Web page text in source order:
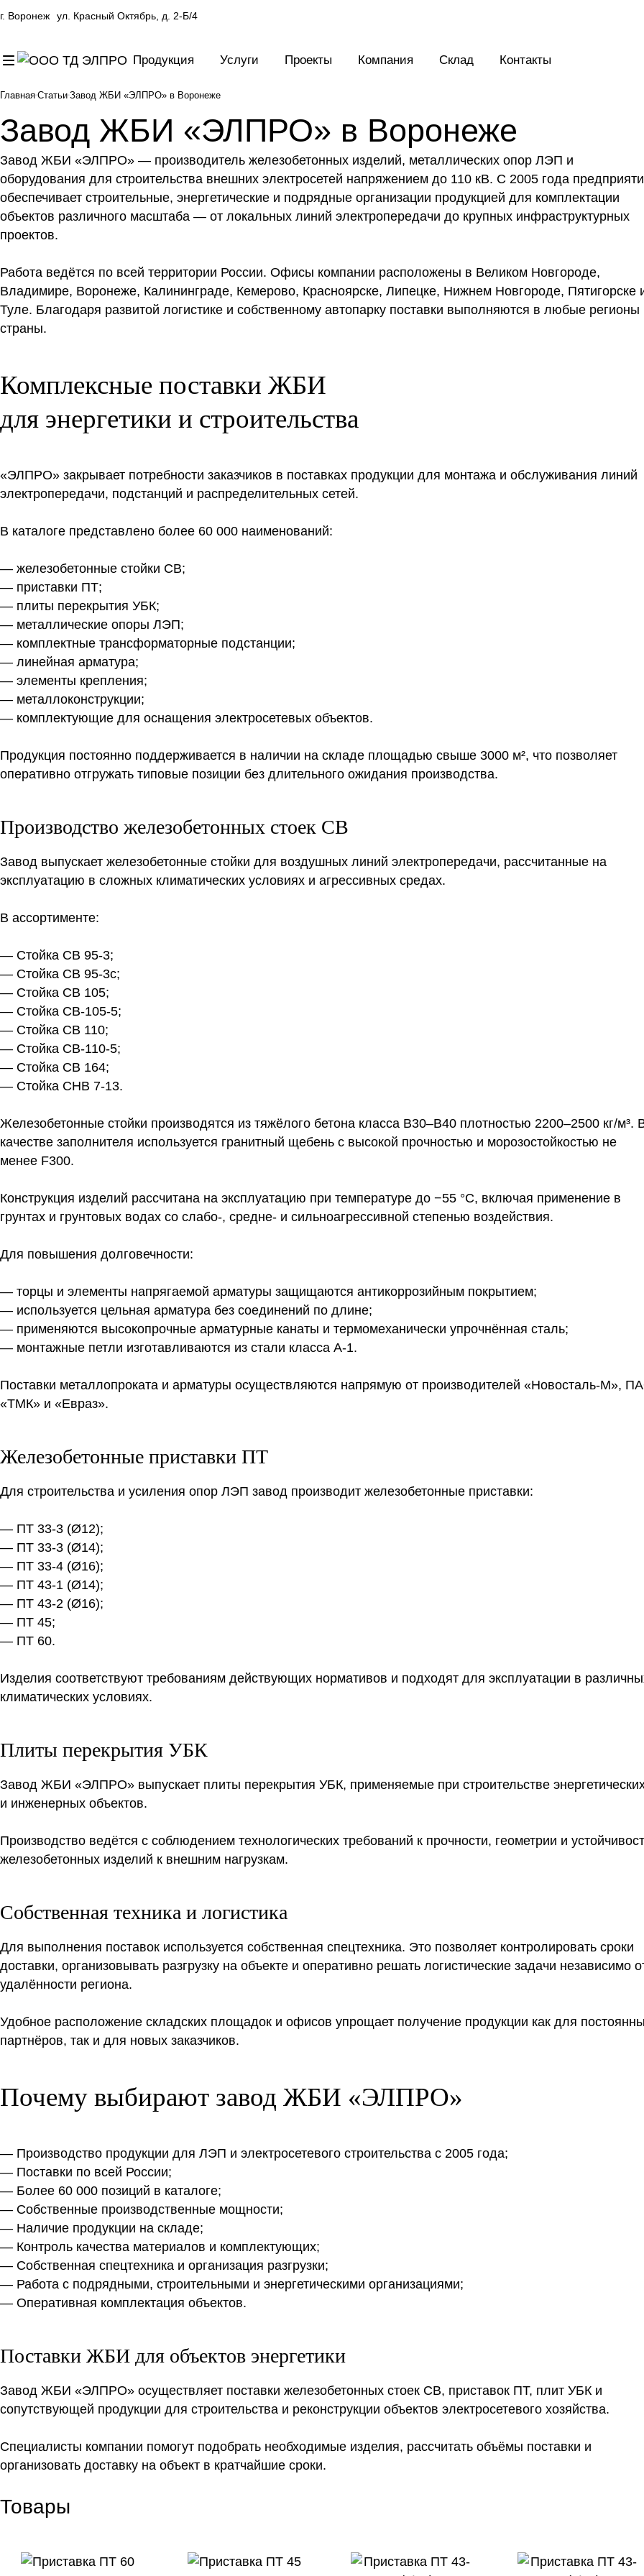
г. Воронеж ул. Красный Октябрь, д. 2-Б/4
Продукция Услуги Проекты Компания Склад Контакты
Главная Статьи Завод ЖБИ «ЭЛПРО» в Воронеже
Завод ЖБИ «ЭЛПРО» в Воронеже
Завод ЖБИ «ЭЛПРО» — производитель железобетонных изделий, металлических опор ЛЭП и
оборудования для строительства внешних электросетей напряжением до 110 кВ. С 2005 года
обеспечивает строительные, энергетические и подрядные организации продукцией для комплектации
объектов различного масштаба — от локальных линий электропередачи до крупных инфраструктурных
проектов.
Работа ведётся по всей территории России. Офисы компании расположены в Великом Новгороде,
Владимире, Воронеже, Калининграде, Кемерово, Красноярске, Липецке, Нижнем Новгороде, Пятигорске
Туле. Благодаря развитой логистике и собственному автопарку поставки выполняются в любые регионы
страны.
Комплексные поставки ЖБИ
для энергетики и строительства
«ЭЛПРО» закрывает потребности заказчиков в поставках продукции для монтажа и обслуживания линий
электропередачи, подстанций и распределительных сетей.
В каталоге представлено более 60 000 наименований:
— железобетонные стойки СВ;
— приставки ПТ;
— плиты перекрытия УБК;
— металлические опоры ЛЭП;
— комплектные трансформаторные подстанции;
— линейная арматура;
— элементы крепления;
— металлоконструкции;
— комплектующие для оснащения электросетевых объектов.
Продукция постоянно поддерживается в наличии на складе площадью свыше 3000 м², что позволяет
оперативно отгружать типовые позиции без длительного ожидания производства.
Производство железобетонных стоек СВ
Завод выпускает железобетонные стойки для воздушных линий электропередачи, рассчитанные на
эксплуатацию в сложных климатических условиях и агрессивных средах.
В ассортименте:
— Стойка СВ 95-3;
— Стойка СВ 95-3с;
— Стойка СВ 105;
— Стойка СВ-105-5;
— Стойка СВ 110;
— Стойка СВ-110-5;
— Стойка СВ 164;
— Стойка СНВ 7-13.
Железобетонные стойки производятся из тяжёлого бетона класса B30–B40 плотностью 2200–2500 кг/м³.
качестве заполнителя используется гранитный щебень с высокой прочностью и морозостойкостью не
менее F300.
Конструкция изделий рассчитана на эксплуатацию при температуре до −55 °C, включая применение в
грунтах и грунтовых водах со слабо-, средне- и сильноагрессивной степенью воздействия.
Для повышения долговечности:
— торцы и элементы напрягаемой арматуры защищаются антикоррозийным покрытием;
— используется цельная арматура без соединений по длине;
— применяются высокопрочные арматурные канаты и термомеханически упрочнённая сталь;
— монтажные петли изготавливаются из стали класса А-1.
Поставки металлопроката и арматуры осуществляются напрямую от производителей «Новосталь-М»,
«ТМК» и «Евраз».
Железобетонные приставки ПТ
Для строительства и усиления опор ЛЭП завод производит железобетонные приставки:
— ПТ 33-3 (Ø12);
— ПТ 33-3 (Ø14);
— ПТ 33-4 (Ø16);
— ПТ 43-1 (Ø14);
— ПТ 43-2 (Ø16);
— ПТ 45;
— ПТ 60.
Изделия соответствуют требованиям действующих нормативов и подходят для эксплуатации в
климатических условиях.
Плиты перекрытия УБК
Завод ЖБИ «ЭЛПРО» выпускает плиты перекрытия УБК, применяемые при строительстве
и инженерных объектов.
Производство ведётся с соблюдением технологических требований к прочности, геометрии и
железобетонных изделий к внешним нагрузкам.
Собственная техника и логистика
Для выполнения поставок используется собственная спецтехника. Это позволяет контролировать сроки
доставки, организовывать разгрузку на объекте и оперативно решать логистические задачи независимо
удалённости региона.
Удобное расположение складских площадок и офисов упрощает получение продукции как для
партнёров, так и для новых заказчиков.
Почему выбирают завод ЖБИ «ЭЛПРО»
— Производство продукции для ЛЭП и электросетевого строительства с 2005 года;
— Поставки по всей России;
— Более 60 000 позиций в каталоге;
— Собственные производственные мощности;
— Наличие продукции на складе;
— Контроль качества материалов и комплектующих;
— Собственная спецтехника и организация разгрузки;
— Работа с подрядными, строительными и энергетическими организациями;
— Оперативная комплектация объектов.
Поставки ЖБИ для объектов энергетики
Завод ЖБИ «ЭЛПРО» осуществляет поставки железобетонных стоек СВ, приставок ПТ, плит УБК и
сопутствующей продукции для строительства и реконструкции объектов электросетевого хозяйства.
Специалисты компании помогут подобрать необходимые изделия, рассчитать объёмы поставки и
организовать доставку на объект в кратчайшие сроки.
Товары